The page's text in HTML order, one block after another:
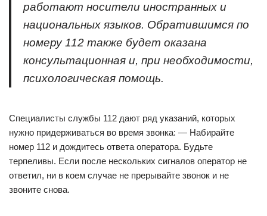
работают носители иностранных и
национальных языков. Обратившимся по
номеру 112 также будет оказана
консультационная и, при необходимости,
психологическая помощь.
Специалисты службы 112 дают ряд указаний, которых
нужно придерживаться во время звонка: — Набирайте
номер 112 и дождитесь ответа оператора. Будьте
терпеливы. Если после нескольких сигналов оператор не
ответил, ни в коем случае не прерывайте звонок и не
звоните снова.